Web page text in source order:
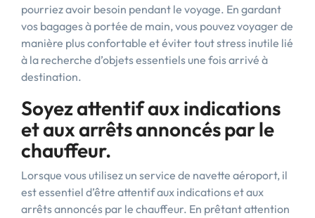
pourriez avoir besoin pendant le voyage. En gardant
vos bagages à portée de main, vous pouvez voyager de
manière plus confortable et éviter tout stress inutile lié
à la recherche d’objets essentiels une fois arrivé à
destination.
Soyez attentif aux indications
et aux arrêts annoncés par le
chauffeur.
Lorsque vous utilisez un service de navette aéroport, il
est essentiel d’être attentif aux indications et aux
arrêts annoncés par le chauffeur. En prêtant attention